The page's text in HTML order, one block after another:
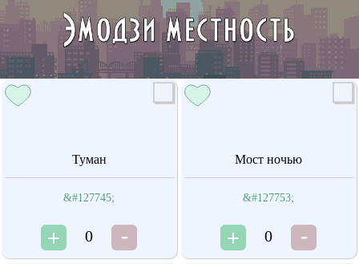
Туман
&#127745;
0
Мост ночью
&#127753;
0